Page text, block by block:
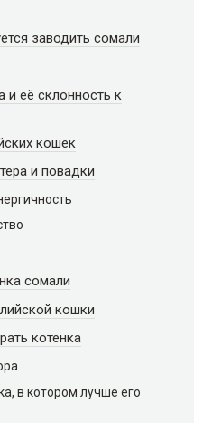
заводить сомали
и её склонность к
кошек
и повадки
сомали
кошки
котенка
в котором лучше его